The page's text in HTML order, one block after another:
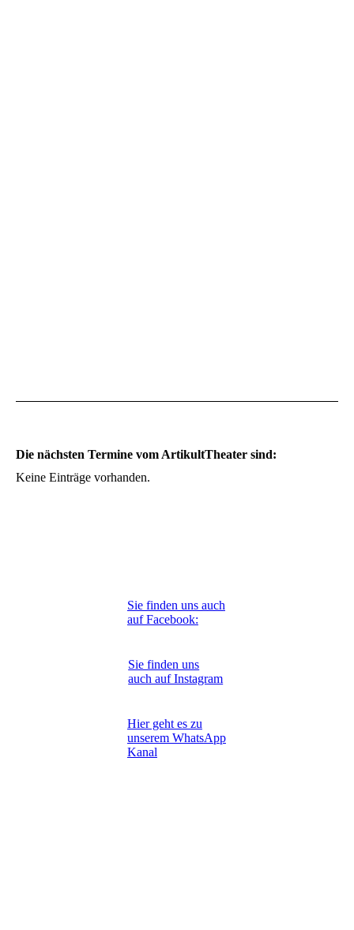
Die nächsten Termine vom ArtikultTheater sind:
Keine Einträge vorhanden.
Sie finden uns auch
auf Facebook:
Sie finden uns
auch auf Instagram
Hier geht es zu
unserem WhatsApp
Kanal